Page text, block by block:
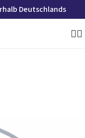
Deutschlands